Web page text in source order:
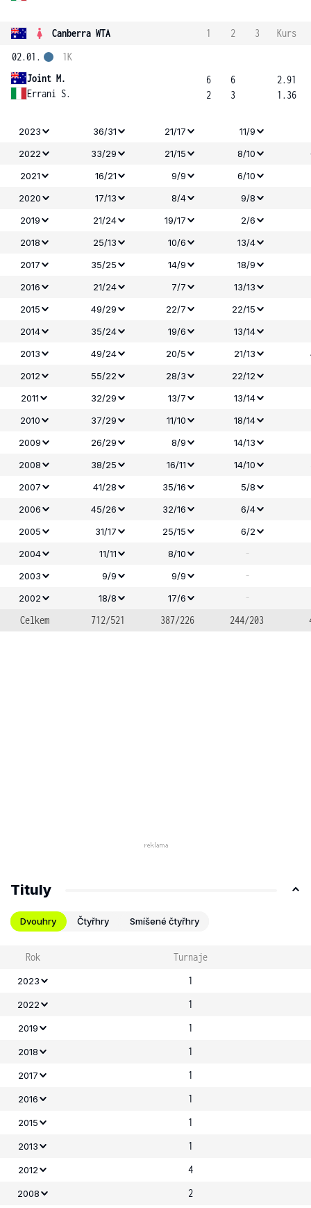
Canberra WTA 1 2 3
Kurs
02.01.
Joint M.
Errani S.
1K
6
2
6
3
2.91
1.36
2023 36/31 21/17 11/9
2022
33/29 21/15 8/10
2021
16/21 9/9
6/10
2020
17/13 8/4
9/8
2019
21/24 19/17
2/6
2018
25/13 10/6
13/4
2017
35/25 14/9
18/9
2016
21/24 7/7
13/13
2015
49/29 22/7
22/15
2014
35/24 19/6
13/14
2013
49/24 20/5 21/13
2012
55/22 28/3
22/12
2011
32/29 13/7 13/14
2010
37/29 11/10 18/14
2009
26/29 8/9 14/13
2008
38/25 16/11 14/10
2007
41/28 35/16
5/8
2006
45/26 32/16 6/4
2005
31/17 25/15
6/2
2004
11/11 8/10 -
2003 9/9 9/9 -
2002 18/8 17/6
-
Celkem
712/521 387/226 244/203
Tituly
Dvouhry Čtyřhry Smíšené čtyřhry
Rok Turnaje
2023 1
2022 1
2019 1
2018 1
2017 1
2016 1
2015 1
2013 1
2012 4
2008 2